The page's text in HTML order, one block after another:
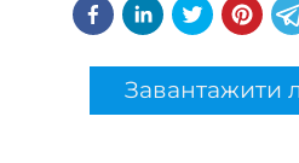
Завантажити